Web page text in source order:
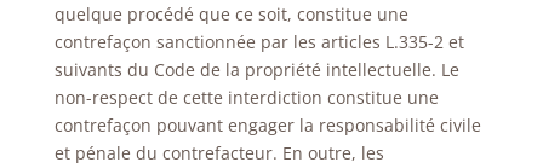
quelque procédé que ce soit, constitue une
contrefaçon sanctionnée par les articles L.335-2 et
suivants du Code de la propriété intellectuelle. Le
non-respect de cette interdiction constitue une
contrefaçon pouvant engager la responsabilité civile
et pénale du contrefacteur. En outre, les